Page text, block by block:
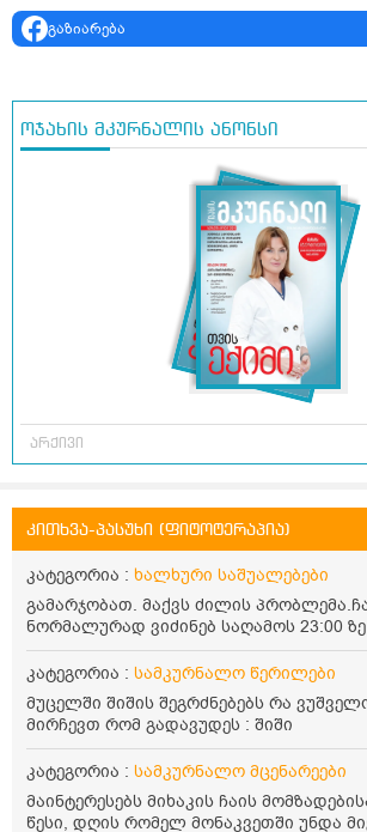
გაზიარება
ოჯახის მკურნალის ანონსი
არქივი
კითხვა-პასუხი (ფიტოტერაპია)
კატეგორია : ხალხური საშუალებები
გამარჯობათ. მაქვს ძილის
ნორმალურად ვიძინებ საღამოს 23:00
ან 04:00 საათზე მეღვიძება და მერე ვერ
ვერაფრით.რამე ხალხური საშუალება თუ
პრობლემის მოსაგვარებლად
კატეგორია : სამკურნალო წერილები
მუცელში შიშის შეგრძნებებს რა
მირჩევთ რომ გადავუდეს : შიში
კატეგორია : სამკურნალო მცენარეები
მაინტერესებს მიხაკის ჩაის
წესი, დღის რომელ მონაკვეთში უნდა